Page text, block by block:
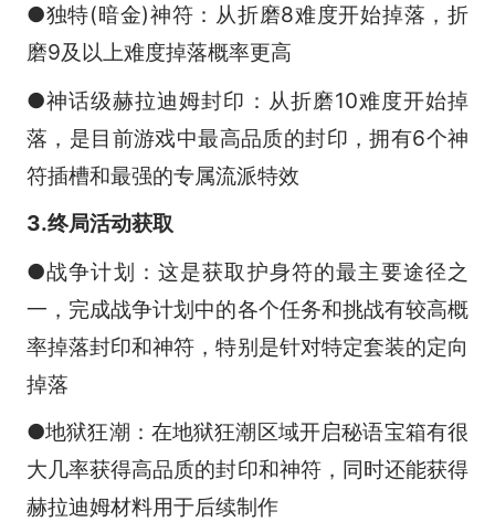
●独特(暗金)神符：从折磨8难度开始掉落，折
磨9及以上难度掉落概率更高
●神话级赫拉迪姆封印：从折磨10难度开始掉
落，是目前游戏中最高品质的封印，拥有6个神
符插槽和最强的专属流派特效
3.终局活动获取
●战争计划：这是获取护身符的最主要途径之
一，完成战争计划中的各个任务和挑战有较高概
率掉落封印和神符，特别是针对特定套装的定向
掉落
●地狱狂潮：在地狱狂潮区域开启秘语宝箱有很
大几率获得高品质的封印和神符，同时还能获得
赫拉迪姆材料用于后续制作